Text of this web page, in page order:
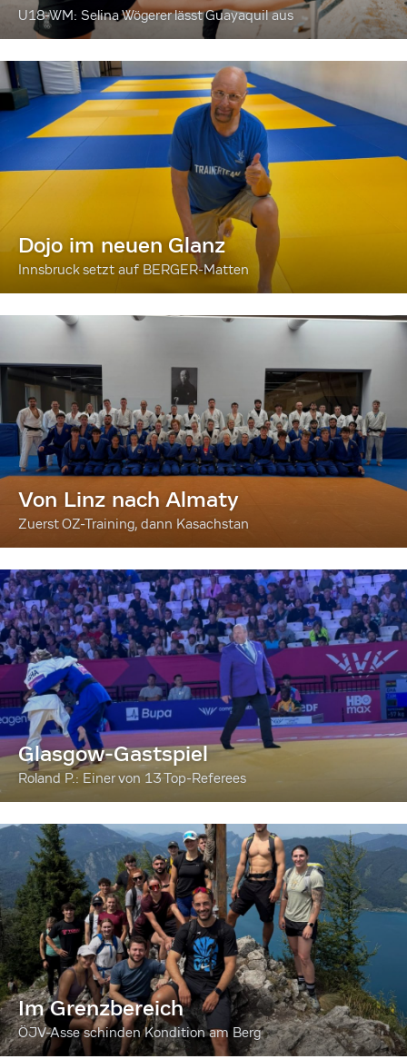
U18-WM: Selina Wögerer lässt Guayaquil aus
Dojo im neuen Glanz
Innsbruck setzt auf BERGER-Matten
Von Linz nach Almaty
Zuerst OZ-Training, dann Kasachstan
Glasgow-Gastspiel
Roland P.: Einer von 13 Top-Referees
Im Grenzbereich
ÖJV-Asse schinden Kondition am Berg